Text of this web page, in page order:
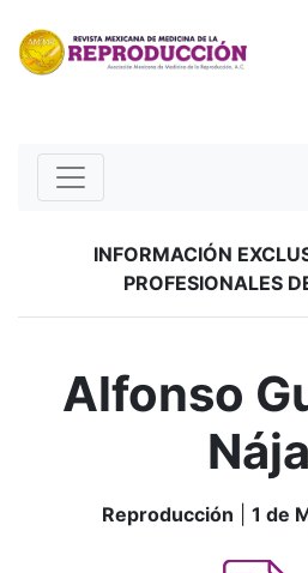
INFORMACIÓN
PROFESIONALES
Alfonso
Reproducción 1 de